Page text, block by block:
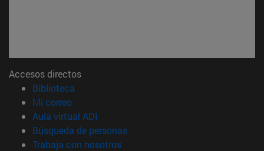
Accesos directos
Biblioteca
Mi correo(abre en nueva ventana)
Aula virtual ADI
Búsqueda de personas(abre en nueva ventana)
Trabaja con nosotros(abre en nueva ventana)